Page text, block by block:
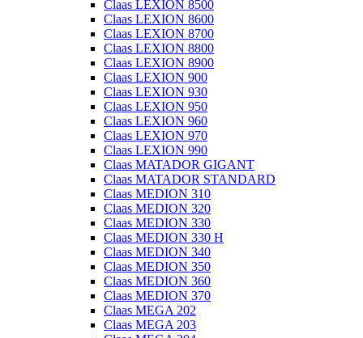
Claas LEXION 8500
Claas LEXION 8600
Claas LEXION 8700
Claas LEXION 8800
Claas LEXION 8900
Claas LEXION 900
Claas LEXION 930
Claas LEXION 950
Claas LEXION 960
Claas LEXION 970
Claas LEXION 990
Claas MATADOR GIGANT
Claas MATADOR STANDARD
Claas MEDION 310
Claas MEDION 320
Claas MEDION 330
Claas MEDION 330 H
Claas MEDION 340
Claas MEDION 350
Claas MEDION 360
Claas MEDION 370
Claas MEGA 202
Claas MEGA 203